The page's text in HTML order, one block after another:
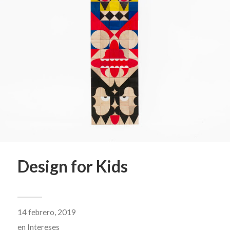
Design for Kids
14 febrero, 2019
en Intereses